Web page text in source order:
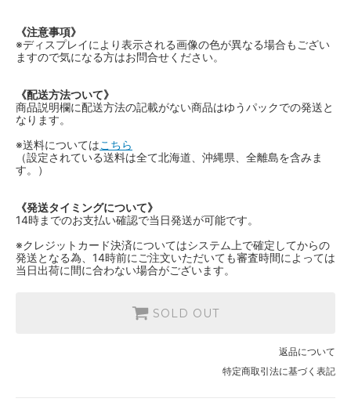
《注意事項》
※ディスプレイにより表示される画像の色が異なる場合もござい
ますので気になる方はお問合せください。
《配送方法ついて》
商品説明欄に配送方法の記載がない商品はゆうパックでの発送と
なります。
※送料についてはこちら
（設定されている送料は全て北海道、沖縄県、全離島を含みま
す。）
《発送タイミングについて》
14時までのお支払い確認で当日発送が可能です。
※クレジットカード決済についてはシステム上で確定してからの
発送となる為、14時前にご注文いただいても審査時間によっては
当日出荷に間に合わない場合がございます。
SOLD OUT
返品について
特定商取引法に基づく表記